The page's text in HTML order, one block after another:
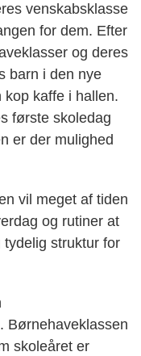
venskabsklasse
for dem. Efter
og deres
barn i den nye
kop kaffe i hallen.
første skoledag
er der mulighed
vil meget af tiden
og rutiner at
struktur for
Børnehaveklassen
skoleåret er